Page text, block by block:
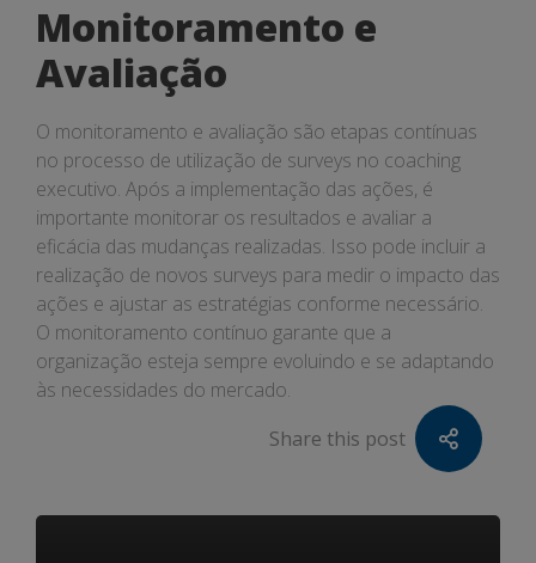
Monitoramento e
Avaliação
O monitoramento e avaliação são etapas contínuas
no processo de utilização de surveys no coaching
executivo. Após a implementação das ações, é
importante monitorar os resultados e avaliar a
eficácia das mudanças realizadas. Isso pode incluir a
realização de novos surveys para medir o impacto das
ações e ajustar as estratégias conforme necessário.
O monitoramento contínuo garante que a
organização esteja sempre evoluindo e se adaptando
às necessidades do mercado.
Share this post